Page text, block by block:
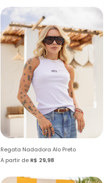
Regata Nadadora Alo Preto
A partir de R$ 29,98